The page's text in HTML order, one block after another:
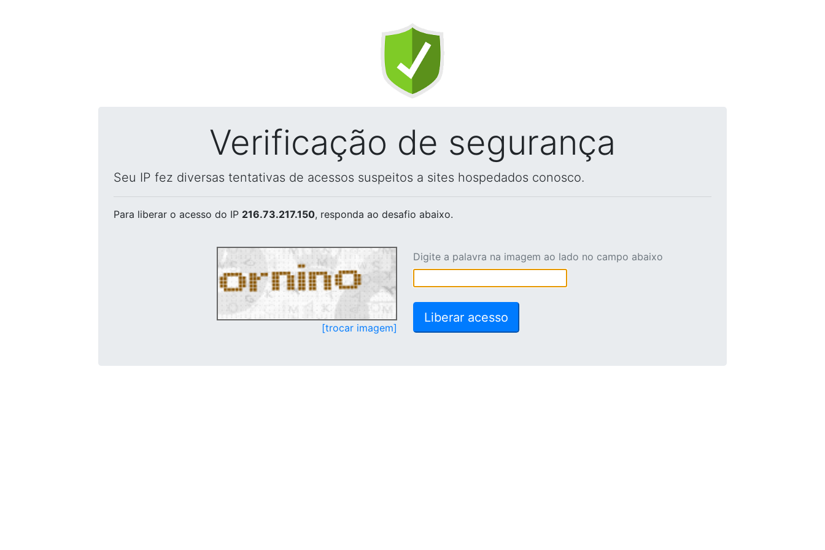
Verificação de segurança
Seu IP fez diversas tentativas de acessos suspeitos a sites hospedados conosco.
Para liberar o acesso do IP 216.73.217.150, responda ao desafio abaixo.
[trocar imagem]
Digite a palavra na imagem ao lado no campo abaixo